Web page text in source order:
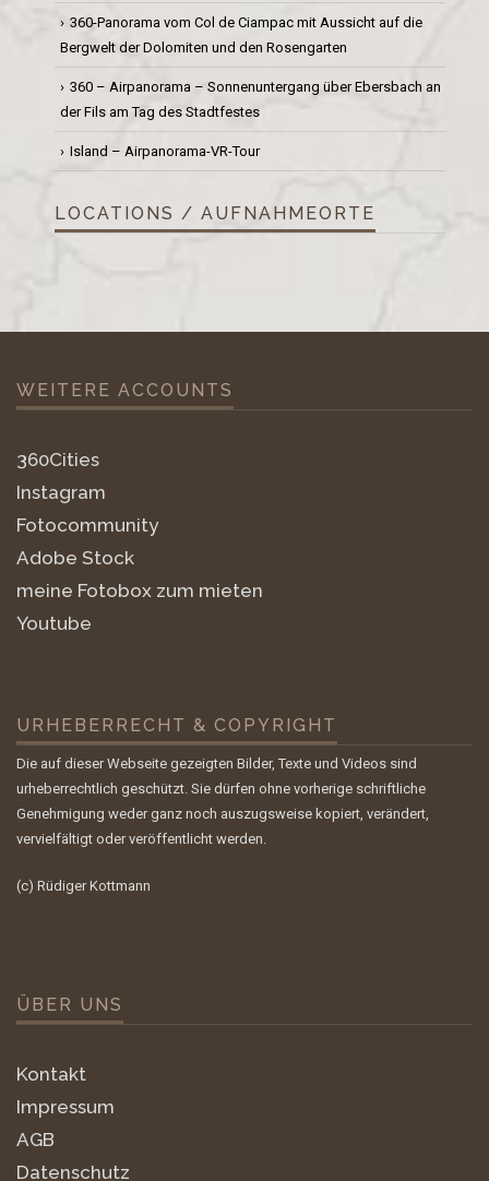
360-Panorama vom Col de Ciampac mit Aussicht auf die
Bergwelt der Dolomiten und den Rosengarten
360 – Airpanorama – Sonnenuntergang über Ebersbach an
der Fils am Tag des Stadtfestes
Island – Airpanorama-VR-Tour
LOCATIONS / AUFNAHMEORTE
WEITERE ACCOUNTS
360Cities
Instagram
Fotocommunity
Adobe Stock
meine Fotobox zum mieten
Youtube
URHEBERRECHT & COPYRIGHT
Die auf dieser Webseite gezeigten Bilder, Texte und Videos sind
urheberrechtlich geschützt. Sie dürfen ohne vorherige schriftliche
Genehmigung weder ganz noch auszugsweise kopiert, verändert,
vervielfältigt oder veröffentlicht werden.
(c) Rüdiger Kottmann
ÜBER UNS
Kontakt
Impressum
AGB
Datenschutz